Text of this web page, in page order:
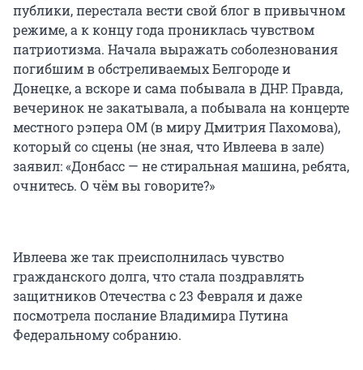
публики, перестала вести свой блог в привычном
режиме, а к концу года прониклась чувством
патриотизма. Начала выражать соболезнования
погибшим в обстреливаемых Белгороде и
Донецке, а вскоре и сама побывала в ДНР. Правда,
вечеринок не закатывала, а побывала на концерте
местного рэпера ОМ (в миру Дмитрия Пахомова),
который со сцены (не зная, что Ивлеева в зале)
заявил: «Донбасс — не стиральная машина, ребята,
очнитесь. О чём вы говорите?»
Ивлеева же так преисполнилась чувство
гражданского долга, что стала поздравлять
защитников Отечества с 23 Февраля и даже
посмотрела послание Владимира Путина
Федеральному собранию.